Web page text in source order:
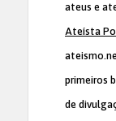
ateus e
Ateísta
primeiros
de